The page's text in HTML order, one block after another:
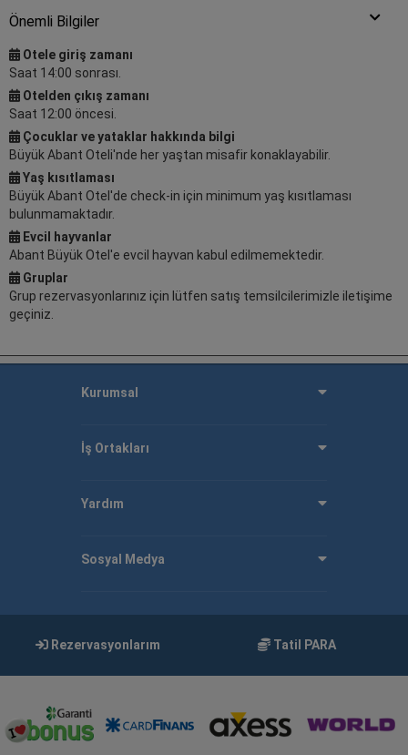
Önemli Bilgiler
Otele giriş zamanı
Saat 14:00 sonrası.
Otelden çıkış zamanı
Saat 12:00 öncesi.
Çocuklar ve yataklar hakkında bilgi
Büyük Abant Oteli'nde her yaştan misafir konaklayabilir.
Yaş kısıtlaması
Büyük Abant Otel'de check-in için minimum yaş kısıtlaması
bulunmamaktadır.
Evcil hayvanlar
Abant Büyük Otel'e evcil hayvan kabul edilmemektedir.
Gruplar
Grup rezervasyonlarınız için lütfen satış temsilcilerimizle iletişime
geçiniz.
Kurumsal
İş Ortakları
Yardım
Sosyal Medya
Rezervasyonlarım Tatil PARA